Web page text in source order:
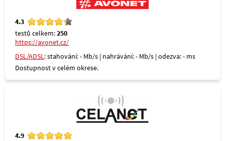
4.3
testů celkem:250
https://avonet.cz/
DSL/ADSL: stahování: - Mb/s | nahrávání: - Mb/s | odezva: - ms
Dostupnost v celém okrese.
4.9